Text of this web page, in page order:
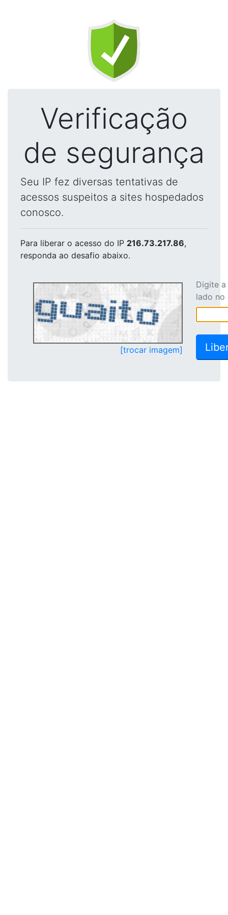
Verificação
de segurança
Seu IP fez diversas tentativas de
acessos suspeitos a sites hospedados
conosco.
Para liberar o acesso do IP 216.73.217.86,
responda ao desafio abaixo.
[trocar imagem]
Digite
lado no